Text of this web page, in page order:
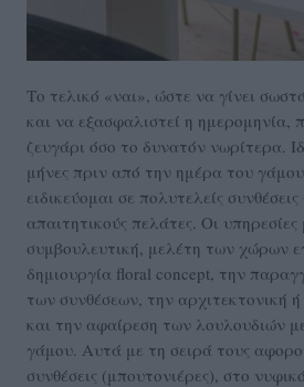
Το τελικό «ναι», ώστε να γίνει
και να εξασφαλιστεί η ημερομηνία,
ζευγάρι όσο το δυνατόν νωρίτερα.
μήνες πριν από την ημέρα του
ειδικεύομαι σε πολυτελείς
απαιτητικούς πελάτες. Οι
συμβουλευτική, μελέτη των χώρων
δημιουργία floral concept, την
των συνθέσεων, την αρχιτεκτονική
και την αφαίρεση των λουλουδιών
γάμου. Αυτά με τη σειρά τους
συνθέσεις (μπουτονιέρες), στο